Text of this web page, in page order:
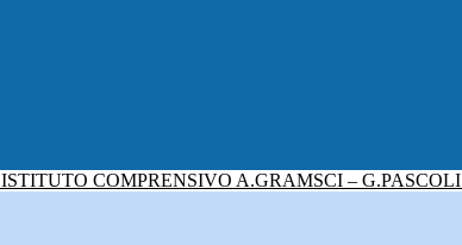
ISTITUTO COMPRENSIVO A.GRAMSCI – G.PASCOLI